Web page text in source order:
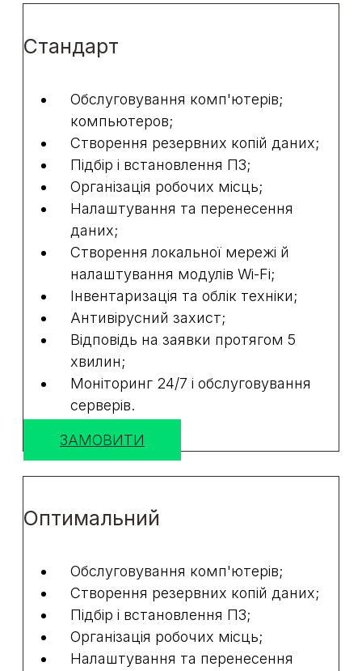
Стандарт
Обслуговування комп'ютерів;
компьютеров;
Створення резервних копій даних;
Підбір і встановлення ПЗ;
Організація робочих місць;
Налаштування та перенесення
даних;
Створення локальної мережі й
налаштування модулів Wi-Fi;
Інвентаризація та облік техніки;
Антивірусний захист;
Відповідь на заявки протягом 5
хвилин;
Моніторинг 24/7 і обслуговування
серверів.
ЗАМОВИТИ
Оптимальний
Обслуговування комп'ютерів;
Створення резервних копій даних;
Підбір і встановлення ПЗ;
Організація робочих місць;
Налаштування та перенесення